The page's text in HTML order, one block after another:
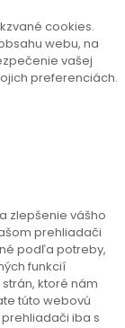
cookies.
webu, na
vašej
preferenciách.
zlepšenie vášho
prehliadači
podľa potreby,
funkcií
ktoré nám
túto webovú
iba s